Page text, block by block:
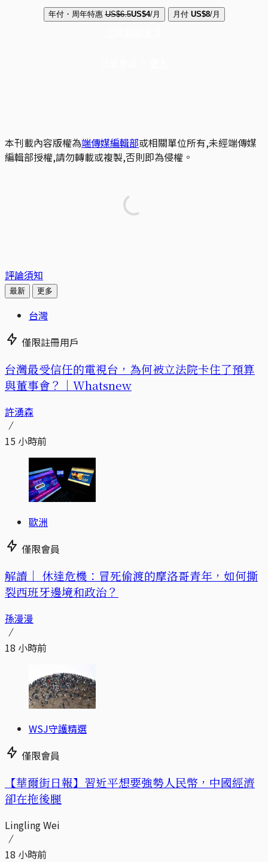
年付・周年特惠 US$6.5US$4/月 月付 US$8/月
本刊載內容版權為端傳媒編輯部或相關單位所有,未經端傳媒
編輯部授權,請勿轉載或複製,否則即為侵權。
評論須知
最新 更多
台灣
僅限註冊用戶
台灣最受信任的電視台，為何被立法院卡住了預算
與董事會？｜Whatsnew
許湧森
15 小時前
歐洲
僅限會員
解讀｜ 休達危機：冒死偷渡的摩洛哥青年，如何撕
裂西班牙邊境和政治？
孫漫漫
18 小時前
WSJ守護精選
僅限會員
【華爾街日報】習近平想要強勢人民幣，中國經濟
卻在拖後腿
Lingling Wei
18 小時前